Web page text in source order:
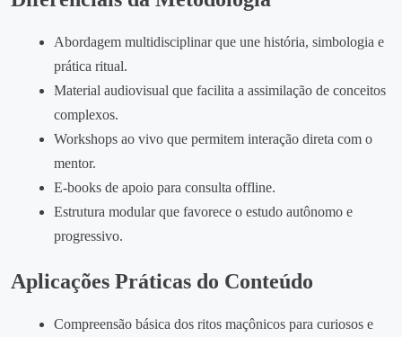
Abordagem multidisciplinar que une história, simbologia e
prática ritual.
Material audiovisual que facilita a assimilação de conceitos
complexos.
Workshops ao vivo que permitem interação direta com o
mentor.
E‑books de apoio para consulta offline.
Estrutura modular que favorece o estudo autônomo e
progressivo.
Aplicações Práticas do Conteúdo
Compreensão básica dos ritos maçônicos para curiosos e